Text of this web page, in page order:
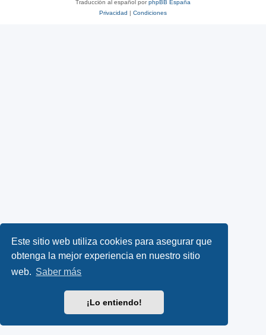
Este sitio web utiliza cookies para asegurar que
obtenga la mejor experiencia en nuestro sitio
web. Saber más
¡Lo entiendo!
Traducción al español porphpBB España
Privacidad | Condiciones